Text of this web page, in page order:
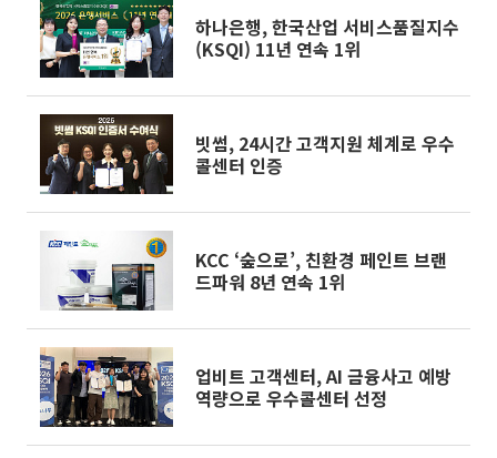
하나은행, 한국산업 서비스품질지수
(KSQI) 11년 연속 1위
빗썸, 24시간 고객지원 체계로 우수
콜센터 인증
KCC ‘숲으로’, 친환경 페인트 브랜
드파워 8년 연속 1위
업비트 고객센터, AI 금융사고 예방
역량으로 우수콜센터 선정